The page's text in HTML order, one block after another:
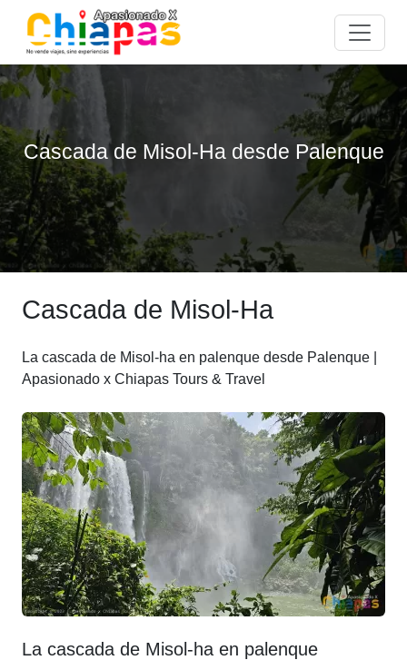
Cascada de Misol-Ha desde Palenque
Cascada de Misol-Ha
La cascada de Misol-ha en palenque desde Palenque |
Apasionado x Chiapas Tours & Travel
La cascada de Misol-ha en palenque